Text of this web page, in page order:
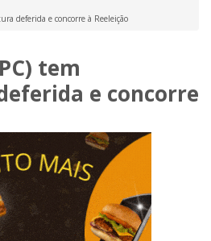
deferida e concorre à Reeleição
tem
e concorre